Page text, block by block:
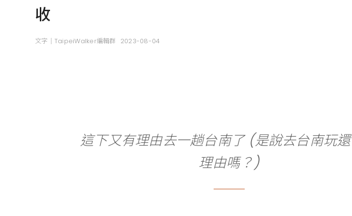
收
文字｜TaipeiWalker編輯群 2023-08-04
這下又有理由去一趟台南了 (是說去台南玩
理由嗎？)